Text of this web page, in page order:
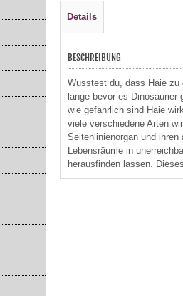
Details
BESCHREIBUNG
Wusstest du, dass Haie zu
lange bevor es
wie gefährlich sind Haie
viele verschiedene Arten
Seitenlinienorgan und
Lebensräume in
herausfinden lassen.